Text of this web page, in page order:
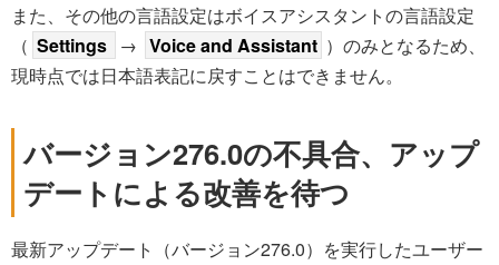
また、その他の言語設定はボイスアシスタントの言語設定
（ Settings → Voice and Assistant ）のみとなるため、
現時点では日本語表記に戻すことはできません。
バージョン276.0の不具合、アップ
デートによる改善を待つ
最新アップデート（バージョン276.0）を実行したユーザー